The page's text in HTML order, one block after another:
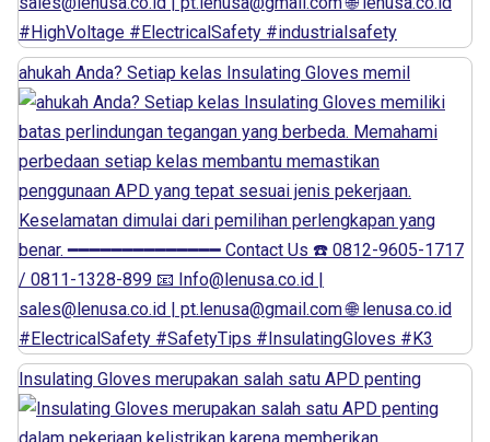
ahukah Anda? Setiap kelas Insulating Gloves memil
Insulating Gloves merupakan salah satu APD penting